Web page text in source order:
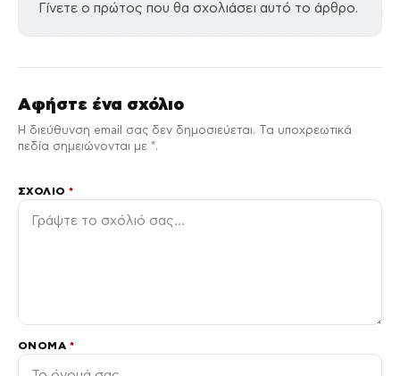
Γίνετε ο πρώτος που θα σχολιάσει αυτό το άρθρο.
Αφήστε ένα σχόλιο
Η διεύθυνση email σας δεν δημοσιεύεται. Τα υποχρεωτικά
πεδία σημειώνονται με *.
ΣΧΌΛΙΟ*
ΌΝΟΜΑ *